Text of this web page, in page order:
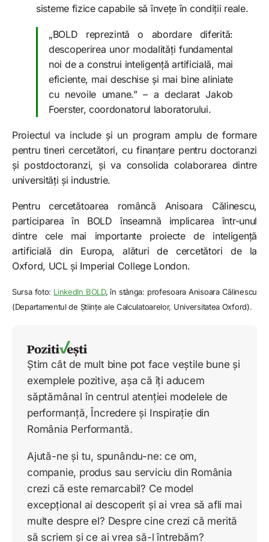
sisteme fizice capabile să învețe în condiții reale.
„BOLD reprezintă o abordare diferită:
descoperirea unor modalități fundamental
noi de a construi inteligență artificială, mai
eficiente, mai deschise și mai bine aliniate
cu nevoile umane.” – a declarat Jakob
Foerster, coordonatorul laboratorului.
Proiectul va include și un program amplu de formare
pentru tineri cercetători, cu finanțare pentru doctoranzi
și postdoctoranzi, și va consolida colaborarea dintre
universități și industrie.
Pentru cercetătoarea româncă Anisoara Călinescu,
participarea în BOLD înseamnă implicarea într-unul
dintre cele mai importante proiecte de inteligență
artificială din Europa, alături de cercetători de la
Oxford, UCL și Imperial College London.
Sursa foto: LinkedIn BOLD, în stânga: profesoara Anisoara Călinescu
(Departamentul de Științe ale Calculatoarelor, Universitatea Oxford).
Știm cât de mult bine pot face veștile bune și
exemplele pozitive, așa că îți aducem
săptămânal în centrul atenției modelele de
performanță, Încredere și Inspirație din
România Performantă.
Ajută-ne și tu, spunându-ne: ce om,
companie, produs sau serviciu din România
crezi că este remarcabil? Ce model
excepțional ai descoperit și ai vrea să afli mai
multe despre el? Despre cine crezi că merită
să scriem și ce ai vrea să-l întrebăm?